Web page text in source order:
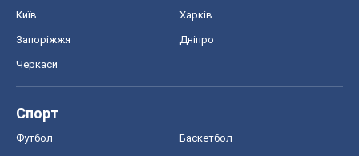
Київ Харків
Запоріжжя Дніпро
Черкаси
Спорт
Футбол Баскетбол